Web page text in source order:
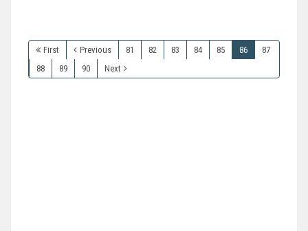
First Previous 81 82 83 84 85 86
87
88
89 90 Next